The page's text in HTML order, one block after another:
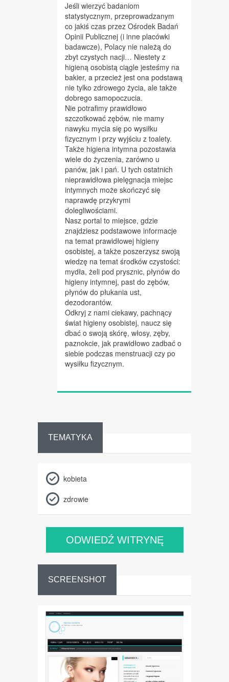
Jeśli wierzyć badaniom
statystycznym, przeprowadzanym
co jakiś czas przez Ośrodek Badań
Opinii Publicznej (i inne placówki
badawcze), Polacy nie należą do
zbyt czystych nacji… Niestety z
higieną osobistą ciągle jesteśmy na
bakier, a przecież jest ona podstawą
nie tylko zdrowego życia, ale także
dobrego samopoczucia.
Nie potrafimy prawidłowo
szczotkować zębów, nie mamy
nawyku mycia się po wysiłku
fizycznym i przy wyjściu z toalety.
Także higiena intymna pozostawia
wiele do życzenia, zarówno u
panów, jak i pań. U tych ostatnich
nieprawidłowa pielęgnacja miejsc
intymnych może skończyć się
naprawdę przykrymi
dolegliwościami.
Nasz portal to miejsce, gdzie
znajdziesz podstawowe informacje
na temat prawidłowej higieny
osobistej, a także poszerzysz swoją
wiedzę na temat środków czystości:
mydła, żeli pod prysznic, płynów do
higieny intymnej, past do zębów,
płynów do płukania ust,
dezodorantów.
Odkryj z nami ciekawy, pachnący
świat higieny osobistej, naucz się
dbać o swoją skórę, włosy, zęby,
paznokcie, jak prawidłowo zadbać o
siebie podczas menstruacji czy po
wysiłku fizycznym.
TEMATYKA
kobieta
zdrowie
ODWIEDŹ WITRYNĘ
SCREENSHOT